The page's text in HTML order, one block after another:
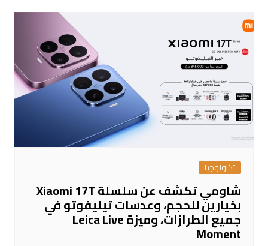
تكنولوجيا
شاومي تكشف عن سلسلة Xiaomi 17T
بخيارين للحجم، وعدسات تيليفوتو في
جميع الطرازات، وميزة Leica Live
Moment